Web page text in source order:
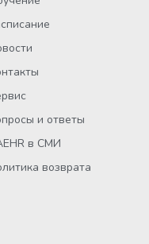
и ответы
в СМИ
возврата